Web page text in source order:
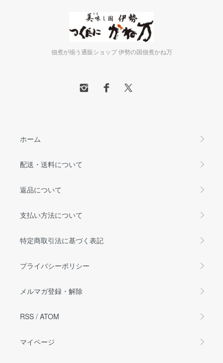
佃煮が揃う通販ショップ 伊勢の国佃煮かね万
ホーム
配送・送料について
返品について
支払い方法について
特定商取引法に基づく表記
プライバシーポリシー
メルマガ登録・解除
RSS / ATOM
マイページ